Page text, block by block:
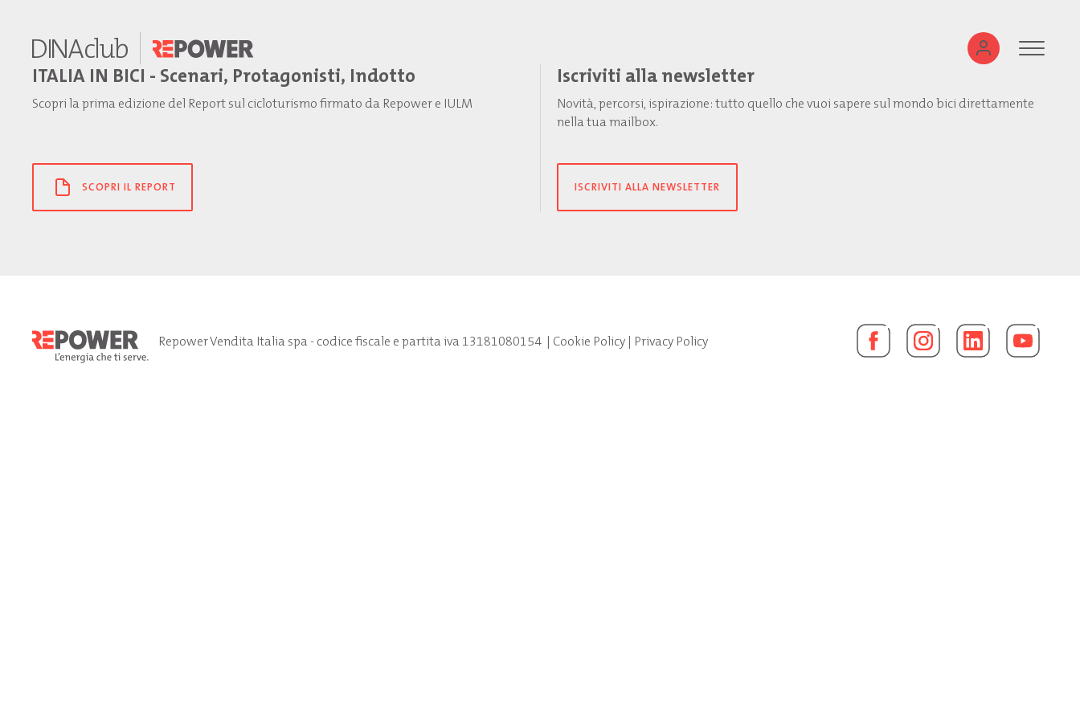
ITALIA IN BICI - Scenari, Protagonisti, Indotto
Scopri la prima edizione del Report sul cicloturismo firmato da Repower e IULM
SCOPRI IL REPORT
Iscriviti alla newsletter
Novità, percorsi, ispirazione: tutto quello che vuoi sapere sul mondo bici direttamente
nella tua mailbox.
ISCRIVITI ALLA NEWSLETTER
Repower Vendita Italia spa - codice fiscale e partita iva 13181080154| Cookie Policy| Privacy Policy